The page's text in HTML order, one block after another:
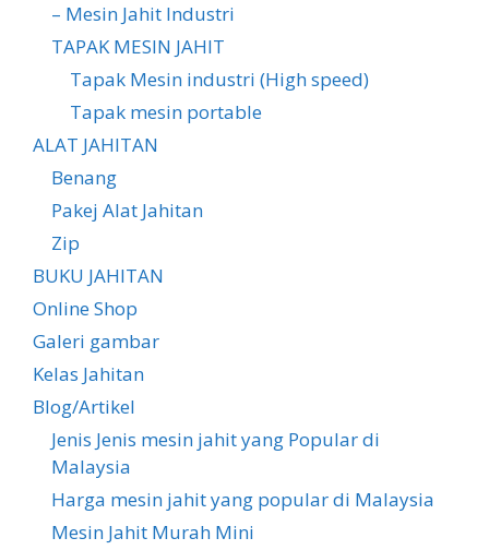
– Mesin Jahit Industri
TAPAK MESIN JAHIT
Tapak Mesin industri (High speed)
Tapak mesin portable
ALAT JAHITAN
Benang
Pakej Alat Jahitan
Zip
BUKU JAHITAN
Online Shop
Galeri gambar
Kelas Jahitan
Blog/Artikel
Jenis Jenis mesin jahit yang Popular di
Malaysia
Harga mesin jahit yang popular di Malaysia
Mesin Jahit Murah Mini